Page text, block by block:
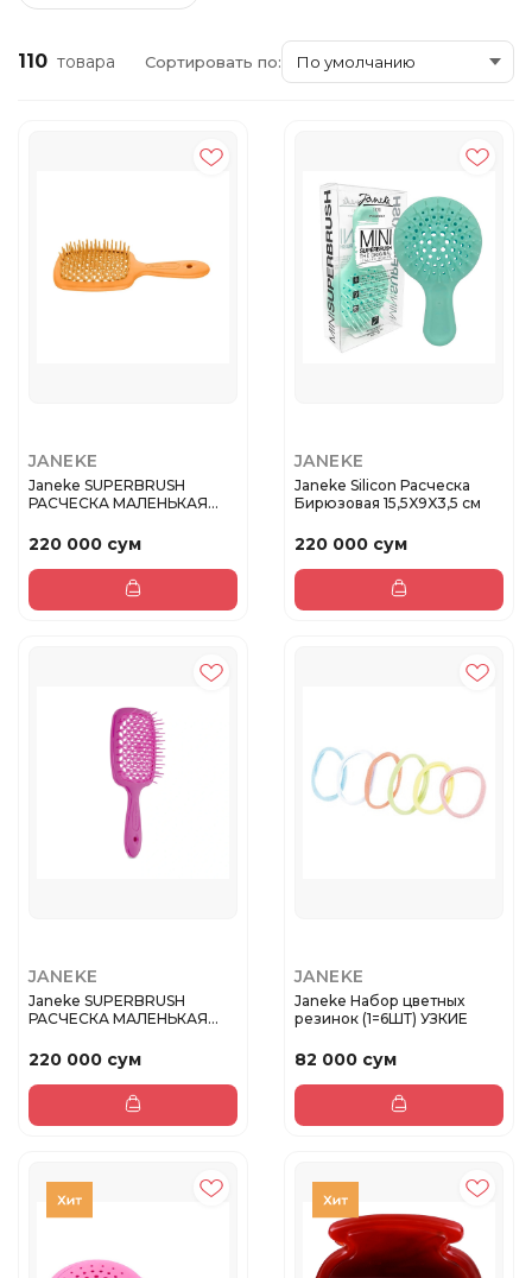
110 товара Сортировать по:
JANEKE
Janeke SUPERBRUSH
РАСЧЕСКА МАЛЕНЬКАЯ
220 000 сум
JANEKE
Janeke Silicon Расческа
Бирюзовая 15,5X9X3,5 см
220 000 сум
JANEKE
Janeke SUPERBRUSH
РАСЧЕСКА МАЛЕНЬКАЯ
220 000 сум
JANEKE
Janeke Набор цветных
резинок (1=6ШТ) УЗКИЕ
82 000 сум